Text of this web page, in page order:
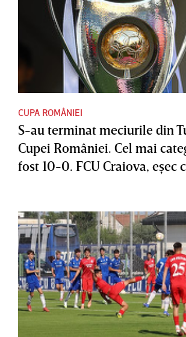
CUPA ROMÂNIEI
S-au terminat meciurile din
Cupei României. Cel mai
fost 10-0. FCU Craiova, eşec